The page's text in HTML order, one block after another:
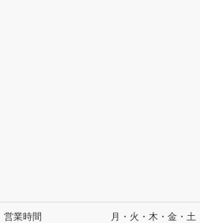
営業時間
月・火・木・金・土